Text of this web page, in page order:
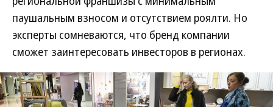
паушальным взносом и отсутствием роялти. Но
эксперты сомневаются, что бренд компании
сможет заинтересовать инвесторов в регионах.